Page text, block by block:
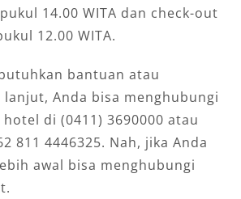
14.00 WITA dan check-out
12.00 WITA.
bantuan atau
Anda bisa menghubungi
di (0411) 3690000 atau
811 4446325. Nah, jika Anda
awal bisa menghubungi